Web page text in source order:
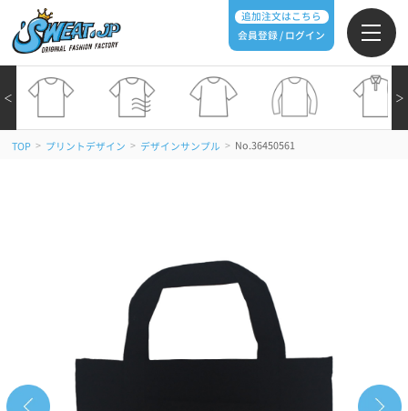
追加注文はこちら
会員登録 / ログイン
＞
＜
TOP > プリントデザイン > デザインサンプル > No.36450561